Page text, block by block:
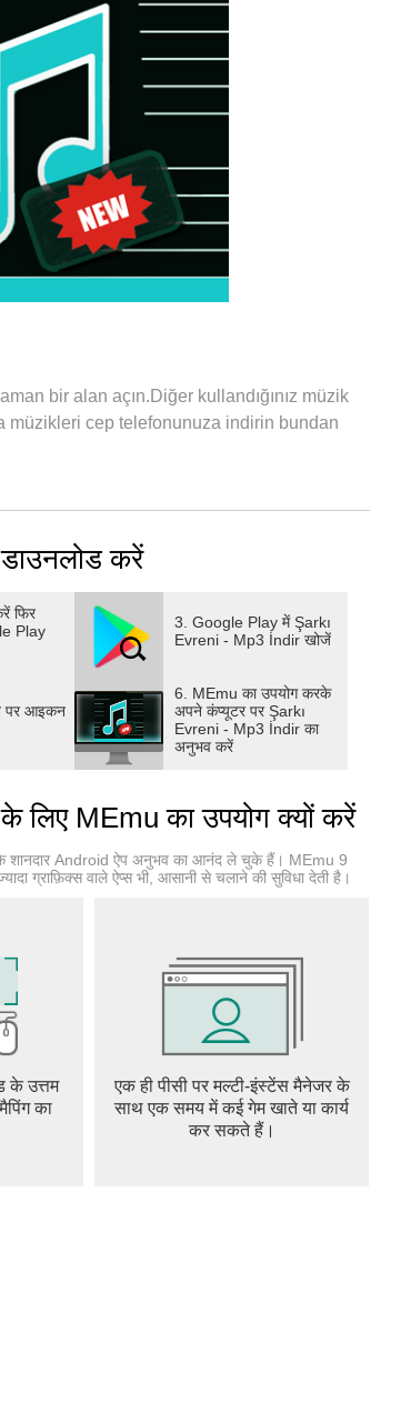
bir alan açın.Diğer kullandığınız müzik
müzikleri cep telefonunuza indirin bundan
करें
फिर
Play
3. Google Play में Şarkı
Evreni - Mp3 İndir खोजें
पर आइकन
6. MEmu का उपयोग करके
अपने कंप्यूटर पर Şarkı
Evreni - Mp3 İndir का
अनुभव करें
MEmu का उपयोग क्यों करें
शानदार Android ऐप अनुभव का आनंद ले चुके हैं। MEmu 9
ग्राफ़िक्स वाले ऐप्स भी, आसानी से चलाने की सुविधा देती है।
के उत्तम
का
एक ही पीसी पर मल्टी-इंस्टेंस मैनेजर के
साथ एक समय में कई गेम खाते या कार्य
कर सकते हैं।